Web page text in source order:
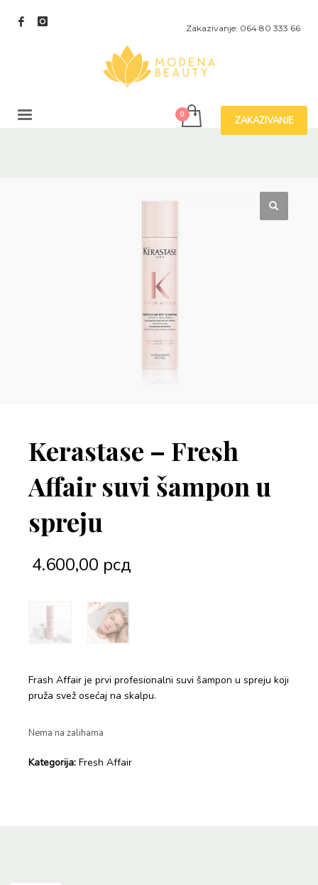
Zakazivanje: 064 80 333 66
ZAKAZIVANJE
Kerastase – Fresh
Affair suvi šampon u
spreju
4.600,00 рсд
Frash Affair je prvi profesionalni suvi šampon u spreju koji
pruža svež osećaj na skalpu.
Nema na zalihama
Kategorija: Fresh Affair